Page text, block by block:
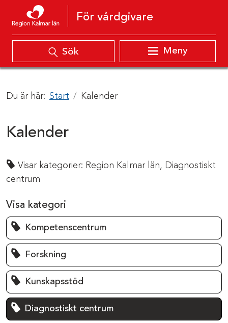
Hoppa till innehåll
För vårdgivare
Sök Meny
Du är här: Start Kalender
Kalender
Visar kategorier: Region Kalmar län, Diagnostiskt
centrum
Visa kategori
Kompetenscentrum
Forskning
Kunskapsstöd
Diagnostiskt centrum